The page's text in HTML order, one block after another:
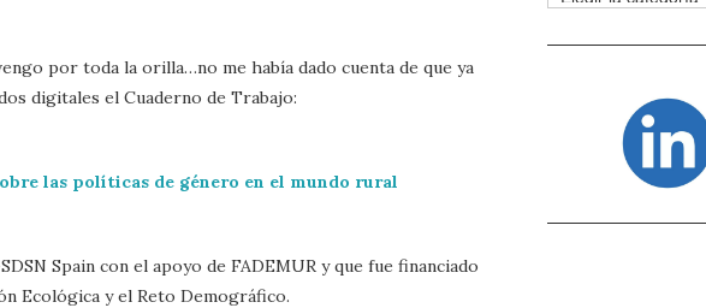
por toda la orilla…no me había dado cuenta de que ya
digitales el Cuaderno de Trabajo:
las políticas de género en el mundo rural
Spain con el apoyo de FADEMUR y que fue financiado
Ecológica y el Reto Demográfico.